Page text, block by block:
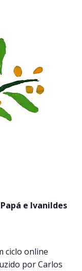
e Ivanildes
ciclo online
por Carlos